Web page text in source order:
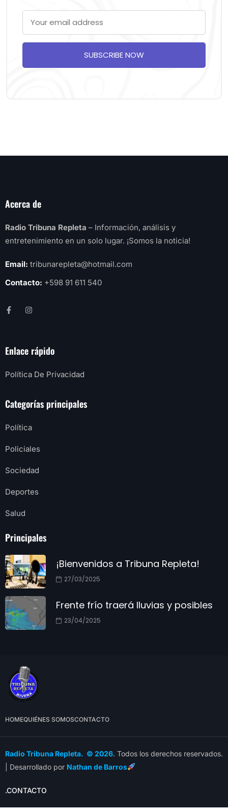
SUBSCRIBE NOW
Acerca de
Radio Tribuna Repleta – Información, análisis y
entretenimiento en un solo lugar. ¡Somos la noticia!
Email: tribunarepleta@hotmail.com
Contacto: +598 91 611 540
Enlace rápido
Política De Privacidad
Categorías principales
Política
Policiales
Sociedad
Deportes
Salud
Principales
¡Bienvenidos a Tribuna Repleta!
27/03/2025
Frente frío traerá lluvias y posibles
23/04/2025
HOMEQUIÉNES SOMOSCONTACTO
Radio Tribuna Repleta. © 2026. Todos los derechos reservados.
| Desarrollado por Nathan de Barros
.CONTACTO